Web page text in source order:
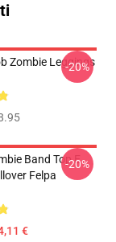
Zombie Leggings
-20%
Band Top E
Felpa
€
-20%